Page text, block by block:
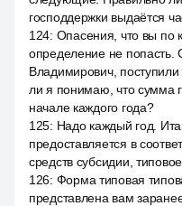
господдержки выдаётся
124: Опасения, что вы по
определение не
Владимирович,
ли я понимаю, что сумма
начале каждого года?
125: Надо каждый год.
предоставляется в
средств субсидии,
126: Форма типовая
представлена вам